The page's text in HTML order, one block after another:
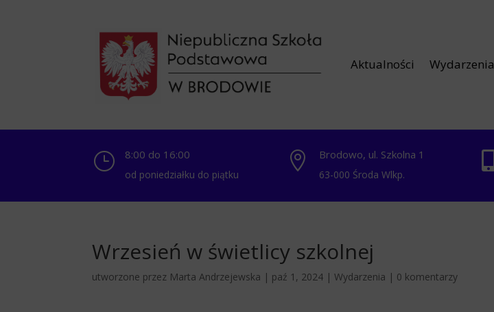
Aktualności Wydarzenia
} 8:00 do 16:00
od poniedziałku do piątku
 Brodowo, ul. Szkolna 1
63-000 Środa Wlkp.

Wrzesień w świetlicy szkolnej
utworzone przez Marta Andrzejewska | paź 1, 2024 |Wydarzenia | 0 komentarzy